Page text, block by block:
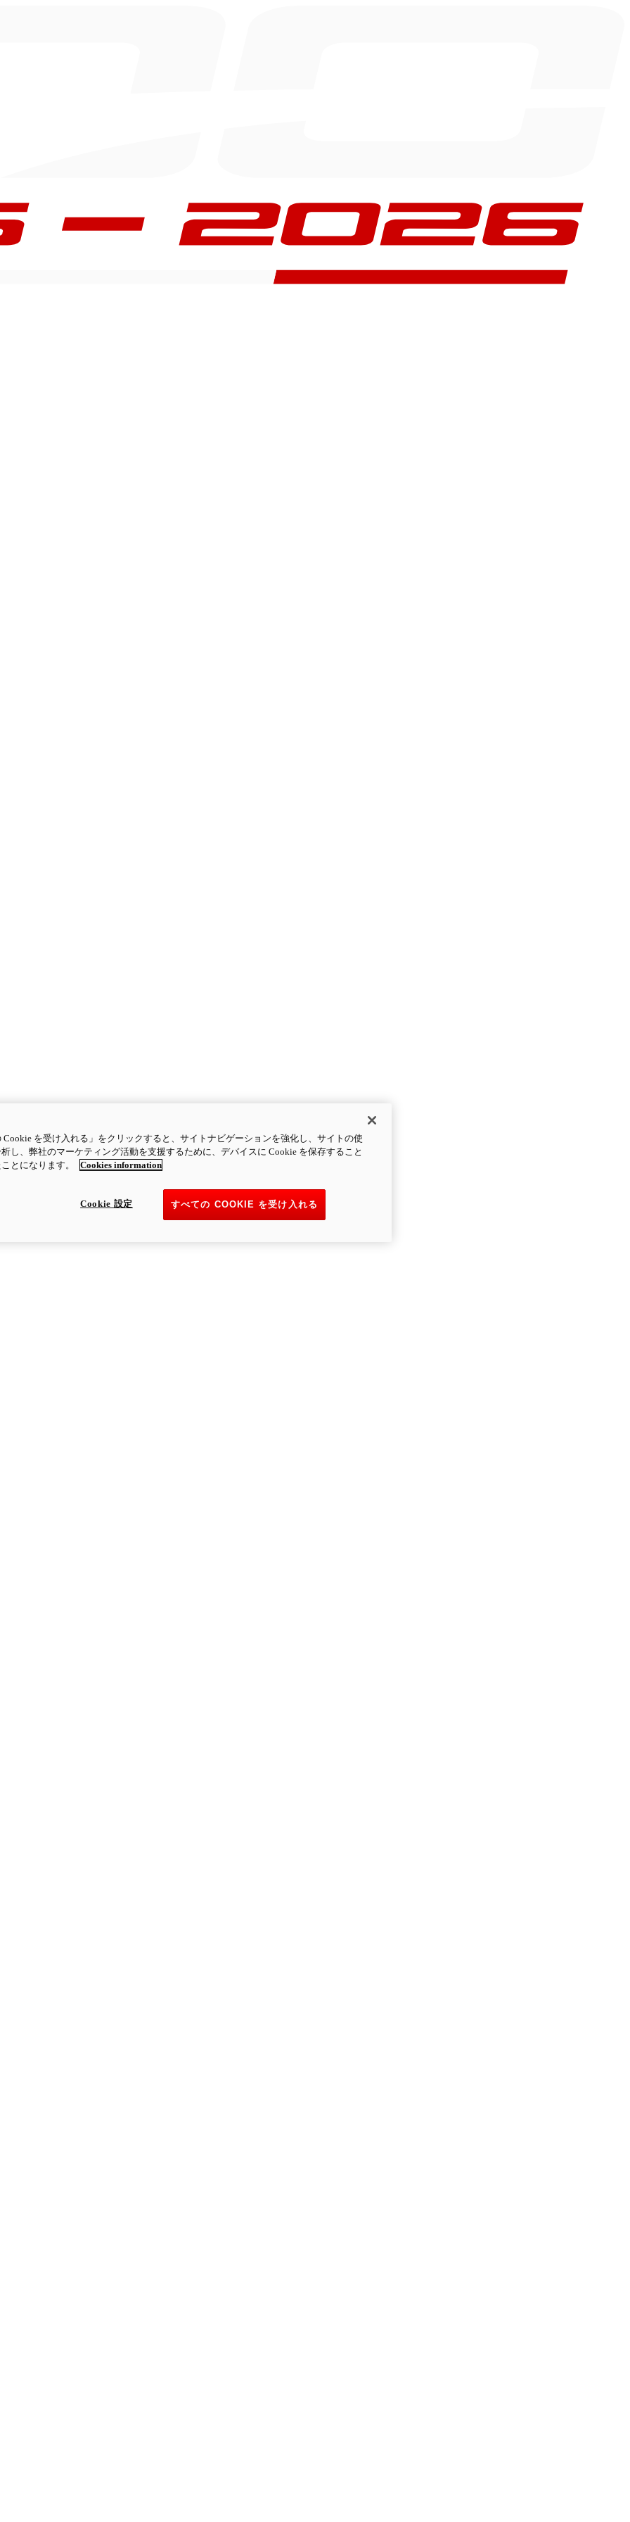
Cookie を受け入れる」をクリックすると、サイトナビゲーションを強化し、サイトの使
し、弊社のマーケティング活動を支援するために、デバイスに Cookie を保存すること
とになります。
Cookies information
すべての COOKIE を受け入れる
Cookie 設定